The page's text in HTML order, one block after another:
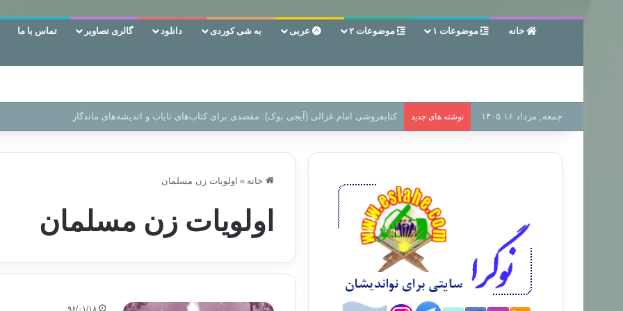
خانه موضوعات ۱ موضوعات ۲ عربی به شی کوردی دانلود گالری تصاویر تماس با ما
جمعه, مرداد ۱۶ ۱۴۰۵ نوشته های جدید سر دفتر فساد در زمین‌، دوری وکناره‌گیری از راه خداست‌!
خانه » اولویات زن مسلمان
اولویات زن مسلمان
۹۶/۰۱/۱۸